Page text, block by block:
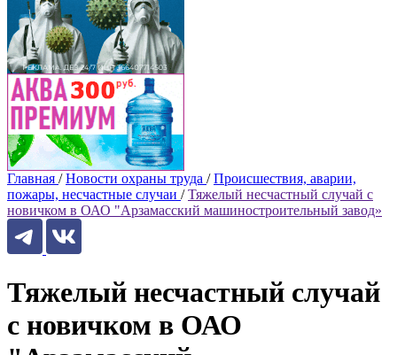
Главная / Новости охраны труда / Происшествия, аварии,
пожары, несчастные случаи / Тяжелый несчастный случай с
новичком в ОАО "Арзамасский машиностроительный завод»
Тяжелый несчастный случай
с новичком в ОАО